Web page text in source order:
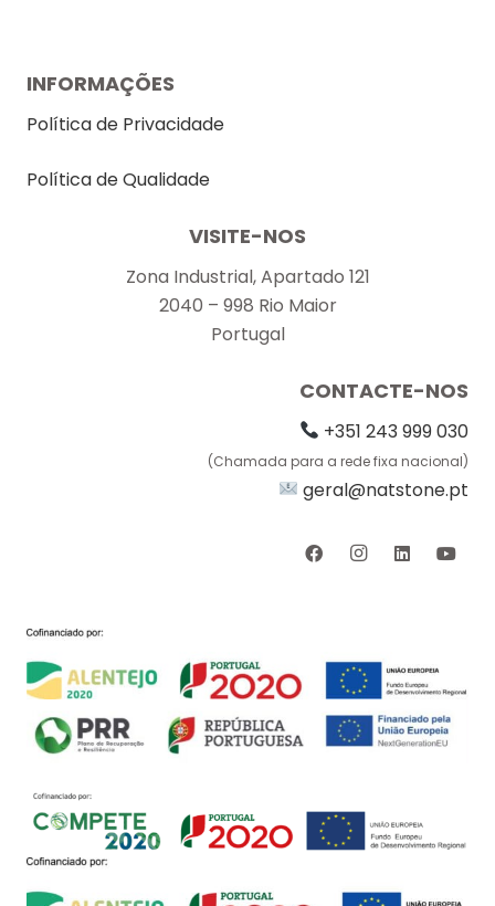
INFORMAÇÕES
Política de Privacidade
Política de Qualidade
VISITE-NOS
Zona Industrial, Apartado 121
2040 – 998 Rio Maior
Portugal
CONTACTE-NOS
+351 243 999 030
(Chamada para a rede fixa nacional)
geral@natstone.pt